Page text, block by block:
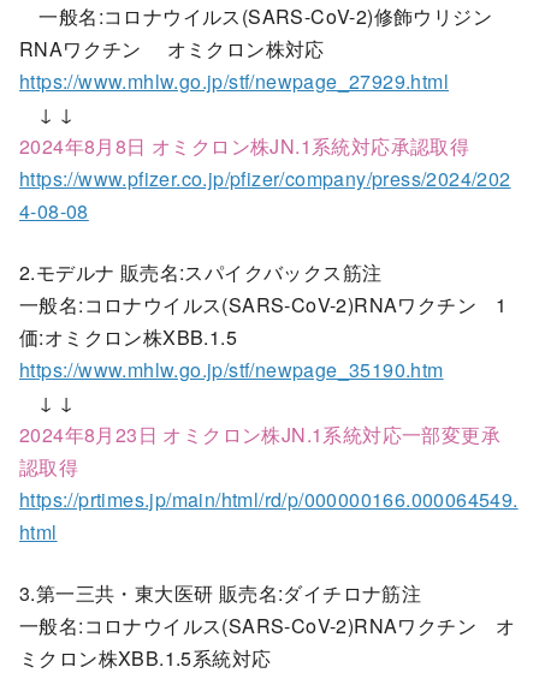
一般名:コロナウイルス(SARS-CoV-2)修飾ウリジン
RNAワクチン オミクロン株対応
https://www.mhlw.go.jp/stf/newpage_27929.html
↓ ↓
2024年8月8日 オミクロン株JN.1系統対応承認取得
https://www.pfizer.co.jp/pfizer/company/press/2024/202
4-08-08
2.モデルナ 販売名:スパイクバックス筋注
一般名:コロナウイルス(SARS-CoV-2)RNAワクチン 1
価:オミクロン株XBB.1.5
https://www.mhlw.go.jp/stf/newpage_35190.htm
↓ ↓
2024年8月23日 オミクロン株JN.1系統対応一部変更承
認取得
https://prtimes.jp/main/html/rd/p/000000166.000064549.
html
3.第一三共・東大医研 販売名:ダイチロナ筋注
一般名:コロナウイルス(SARS-CoV-2)RNAワクチン オ
ミクロン株XBB.1.5系統対応